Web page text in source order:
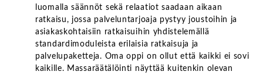
luomalla säännöt sekä relaatiot saadaan aikaan
ratkaisu, jossa palveluntarjoaja pystyy joustoihin ja
asiakaskohtaisiin ratkaisuihin yhdistelemällä
standardimoduleista erilaisia ratkaisuja ja
palvelupaketteja. Oma oppi on ollut että kaikki ei sovi
kaikille. Massaräätälöinti näyttää kuitenkin olevan